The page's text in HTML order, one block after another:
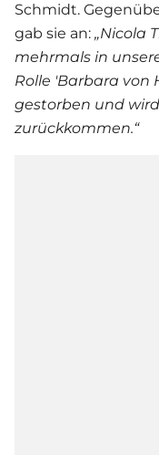
Schmidt.
gab sie an: „Nicola
mehrmals in
Rolle 'Barbara von
gestorben und
zurückkommen.“